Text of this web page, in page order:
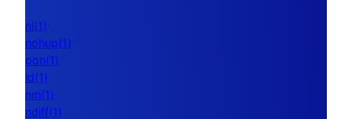
nl(1)
nohup(1)
pon(1)
ld(1)
nm(1)
ndiff(1)